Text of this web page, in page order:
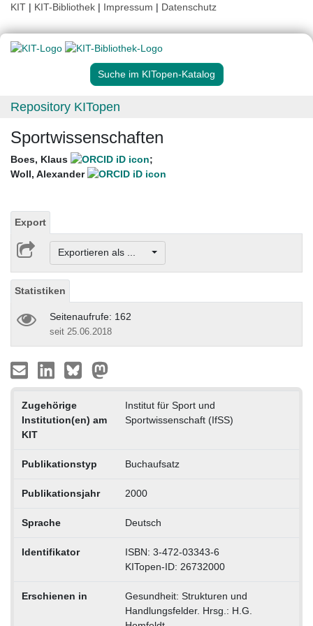
KIT | KIT-Bibliothek | Impressum | Datenschutz
Suche im KITopen-Katalog
Repository KITopen
Sportwissenschaften
Boes, Klaus
;
Woll, Alexander
Export
Exportieren als ...
Statistiken
Seitenaufrufe: 162
seit 25.06.2018
Zugehörige
Institution(en) am
KIT
Institut für Sport und
Sportwissenschaft (IfSS)
Publikationstyp Buchaufsatz
Publikationsjahr 2000
Sprache Deutsch
Identifikator
ISBN: 3-472-03343-6
KITopen-ID: 26732000
Erschienen in
Gesundheit: Strukturen und
Handlungsfelder. Hrsg.: H.G.